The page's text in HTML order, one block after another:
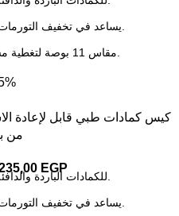
كيس كمادات طبي قابل لإعادة
من
EGP